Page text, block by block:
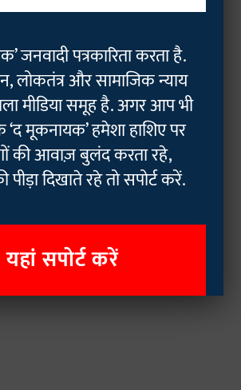
जनवादी पत्रकारिता करता है.
लोकतंत्र और सामाजिक न्याय
मीडिया समूह है. अगर आप भी
‘द मूकनायक’ हमेशा हाशिए पर
की आवाज़ बुलंद करता रहे,
पीड़ा दिखाते रहे तो सपोर्ट करें.
यहां सपोर्ट करें